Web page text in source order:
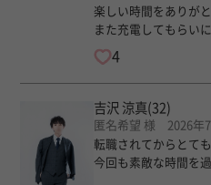
楽しい時間をありが
また充電してもらい
4
吉沢 涼真(32)
匿名希望 様 2026年7
転職されてからとて
今回も素敵な時間を